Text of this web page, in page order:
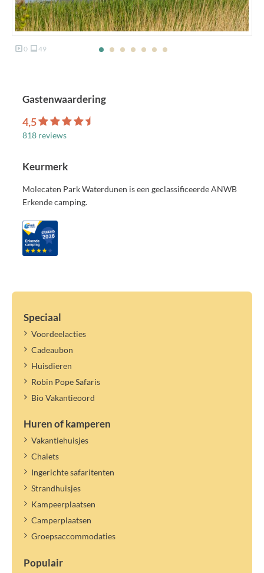
0 49
Gastenwaardering
4,5
818 reviews
Keurmerk
Molecaten Park Waterdunen is een geclassificeerde ANWB
Erkende camping.
Speciaal
Voordeelacties
Cadeaubon
Huisdieren
Robin Pope Safaris
Bio Vakantieoord
Huren of kamperen
Vakantiehuisjes
Chalets
Ingerichte safaritenten
Strandhuisjes
Kampeerplaatsen
Camperplaatsen
Groepsaccommodaties
Populair